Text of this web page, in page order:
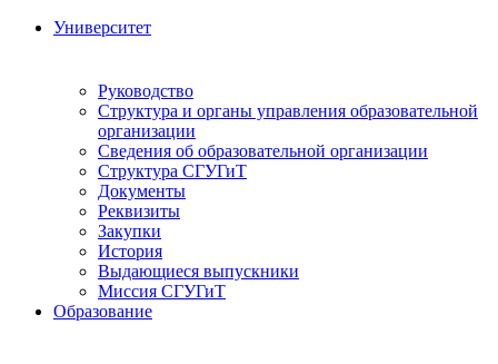
Университет
Руководство
Структура и органы управления образовательной
организации
Сведения об образовательной организации
Структура СГУГиТ
Документы
Реквизиты
Закупки
История
Выдающиеся выпускники
Миссия СГУГиТ
Образование